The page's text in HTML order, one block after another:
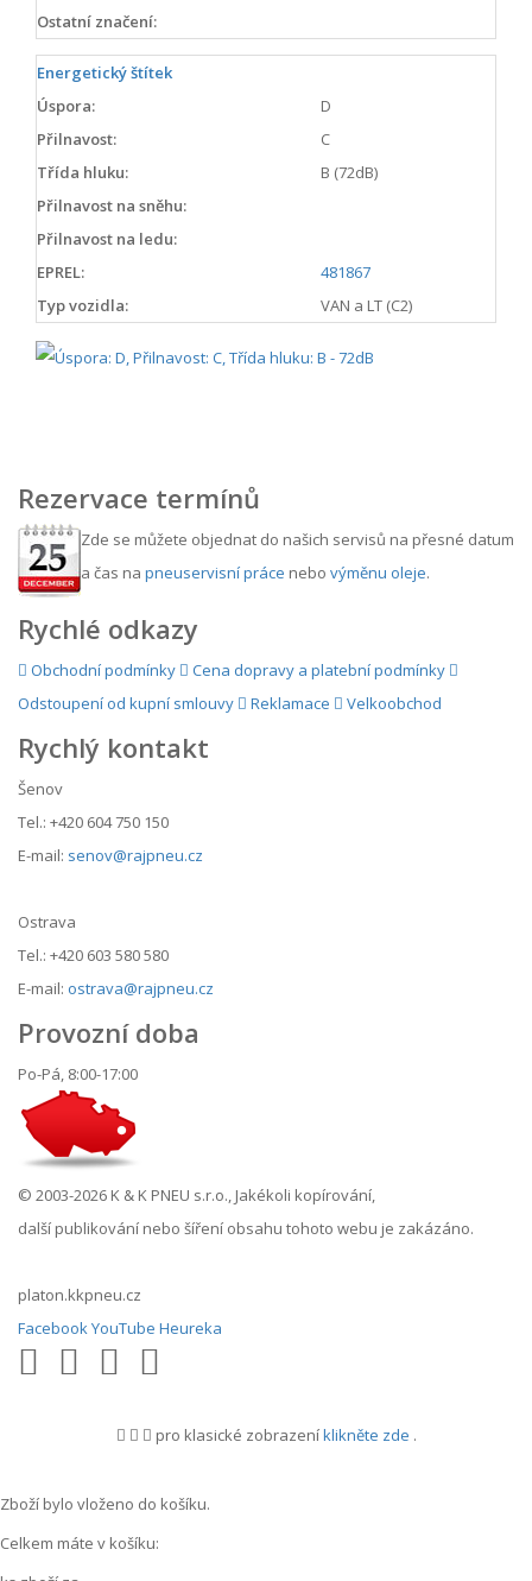
Ostatní značení:
Energetický štítek
Úspora:
D
Přilnavost:
C
Třída hluku:
B (72dB)
Přilnavost na sněhu:
Přilnavost na ledu:
EPREL:
481867
Typ vozidla:
VAN a LT (C2)
Rezervace termínů
Zde se můžete objednat do našich servisů na přesné datum
a čas na pneuservisní práce nebo výměnu oleje.
Rychlé odkazy
Obchodní podmínky
Cena dopravy a platební podmínky
Odstoupení od kupní smlouvy
Reklamace Velkoobchod
Rychlý kontakt
Šenov
Tel.: +420 604 750 150
E-mail: senov@rajpneu.cz
Ostrava
Tel.: +420 603 580 580
E-mail: ostrava@rajpneu.cz
Provozní doba
Po-Pá, 8:00-17:00
© 2003-2026 K & K PNEU s.r.o., Jakékoli kopírování,
další publikování nebo šíření obsahu tohoto webu je zakázáno.
platon.kkpneu.cz
FacebookYouTube Heureka
pro klasické zobrazeníklikněte zde .
Zboží bylo vloženo do košíku.
Celkem máte v košíku: